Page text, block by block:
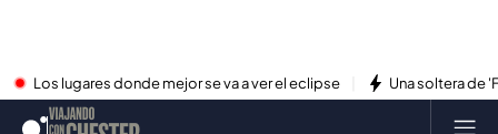
Los lugares donde mejor se va a ver el eclipse Una soltera de